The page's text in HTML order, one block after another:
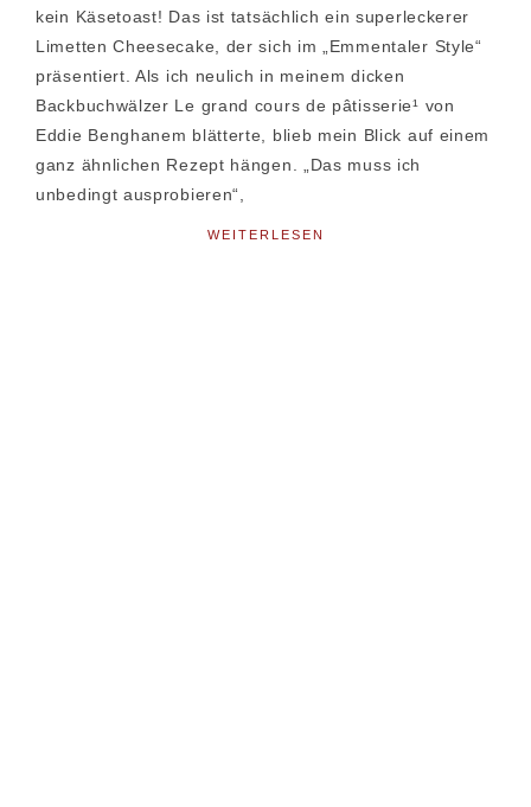
kein Käsetoast! Das ist tatsächlich ein superleckerer
Limetten Cheesecake, der sich im „Emmentaler Style“
präsentiert. Als ich neulich in meinem dicken
Backbuchwälzer Le grand cours de pâtisserie¹ von
Eddie Benghanem blätterte, blieb mein Blick auf einem
ganz ähnlichen Rezept hängen. „Das muss ich
unbedingt ausprobieren“,
WEITERLESEN